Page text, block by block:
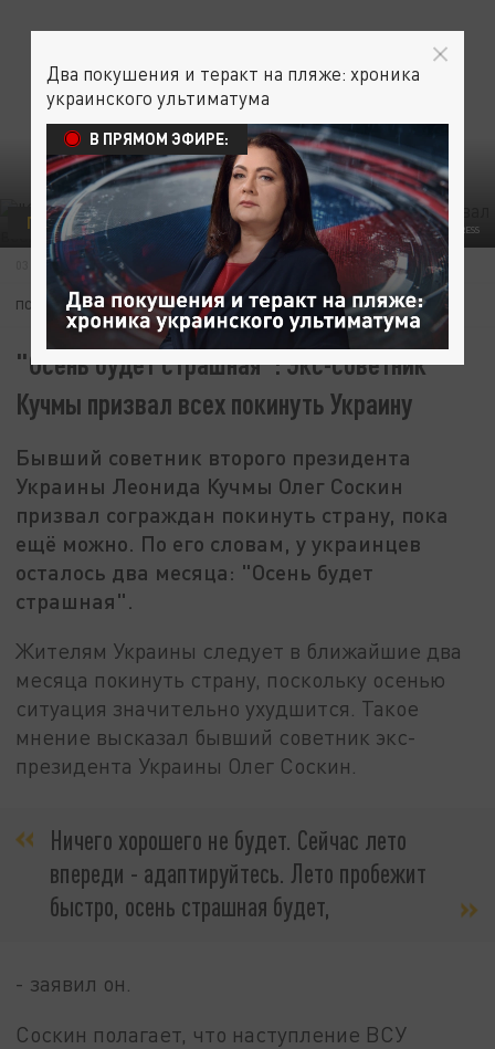
LEV RADIN/KEYSTONE PRESS AGENCY/GLOBALLOOKPRESS
ПОЛИТИКА УКРАИНА
03 ИЮЛЯ 20:01
ПОДПИШИТЕСЬ:
"Осень будет страшная": Экс-советник
Кучмы призвал всех покинуть Украину
Бывший советник второго президента
Украины Леонида Кучмы Олег Соскин
призвал сограждан покинуть страну, пока
ещё можно. По его словам, у украинцев
осталось два месяца: "Осень будет
страшная".
Жителям Украины следует в ближайшие два
месяца покинуть страну, поскольку осенью
ситуация значительно ухудшится. Такое
мнение высказал бывший советник экс-
президента Украины Олег Соскин.
Ничего хорошего не будет. Сейчас лето
впереди - адаптируйтесь. Лето пробежит
быстро, осень страшная будет,
- заявил он.
Соскин полагает, что наступление ВСУ
Два покушения и теракт на пляже: хроника
украинского ультиматума
В ПРЯМОМ ЭФИРЕ: